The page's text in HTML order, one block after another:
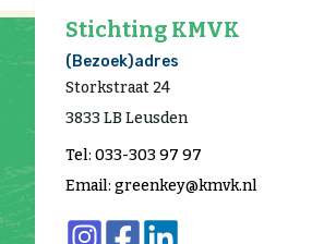
Stichting KMVK
(Bezoek)adres
Storkstraat 24
3833 LB Leusden
Tel: 033-303 97 97
Email: greenkey@kmvk.nl